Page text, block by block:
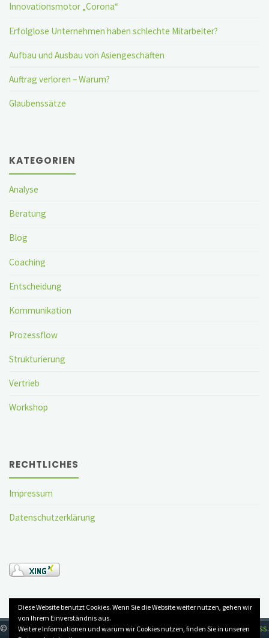
Innovationsmotor „Corona“
Erfolglose Unternehmen haben schlechte Mitarbeiter?
Aufbau und Ausbau von Asiengeschäften
Auftrag verloren – Warum?
Glaubenssätze
KATEGORIEN
Analyse
Beratung
Blog
Coaching
Entscheidung
Kommunikation
Prozessflow
Strukturierung
Vertrieb
Workshop
RECHTLICHES
Impressum
Datenschutzerklärung
Powered byKahuna&WordPress.
© 2020 TB-Beratung
Diese Website benutzt Cookies. Wenn Sie die Website weiter nutzen, gehen wir
von Ihrem Einverständnis aus.
Weitere Informationen und warum wir Cookies nutzen, finden Sie in unseren